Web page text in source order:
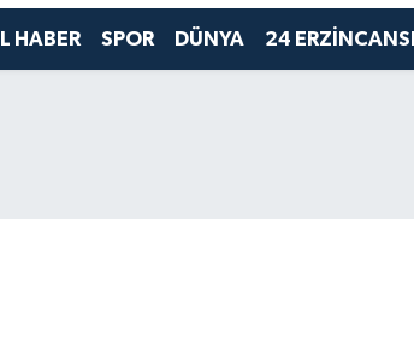
HABER SPOR DÜNYA 24